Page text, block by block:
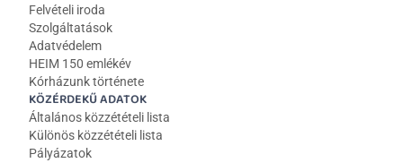
Felvételi iroda
Szolgáltatások
Adatvédelem
HEIM 150 emlékév
Kórházunk története
KÖZÉRDEKŰ ADATOK
Általános közzétételi lista
Különös közzétételi lista
Pályázatok